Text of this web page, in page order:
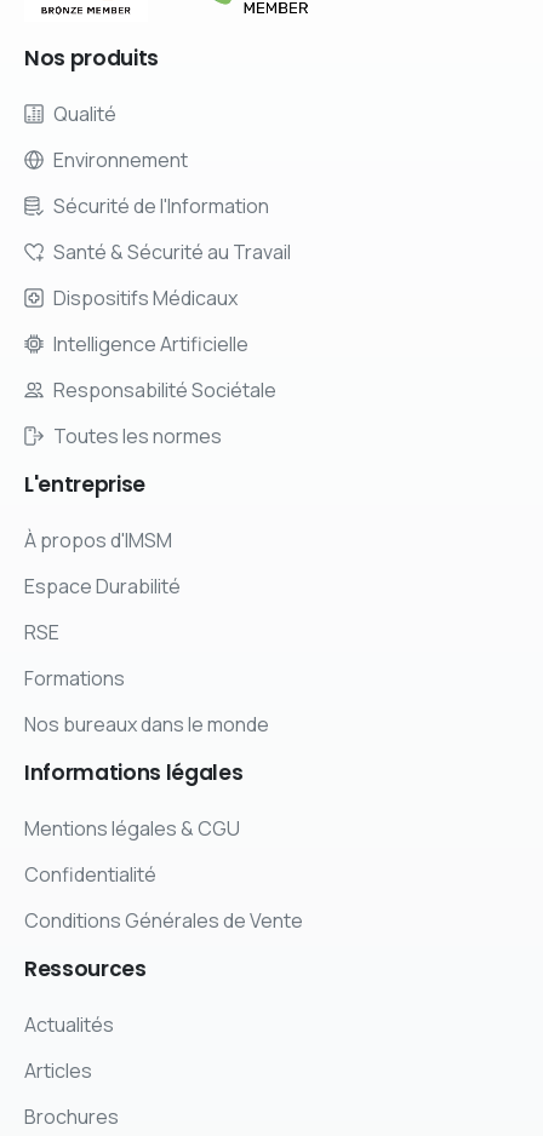
Nos produits
Qualité
Environnement
Sécurité de l'Information
Santé & Sécurité au Travail
Dispositifs Médicaux
Intelligence Artificielle
Responsabilité Sociétale
Toutes les normes
L'entreprise
À propos d'IMSM
Espace Durabilité
RSE
Formations
Nos bureaux dans le monde
Informations légales
Mentions légales & CGU
Confidentialité
Conditions Générales de Vente
Ressources
Actualités
Articles
Brochures